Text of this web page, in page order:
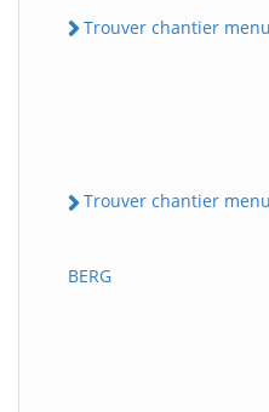
Trouver chantier
Trouver chantier
BERG